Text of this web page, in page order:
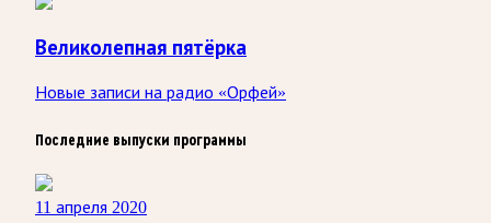
Великолепная пятёрка
Новые записи на радио «Орфей»
Последние выпуски программы
11 апреля 2020